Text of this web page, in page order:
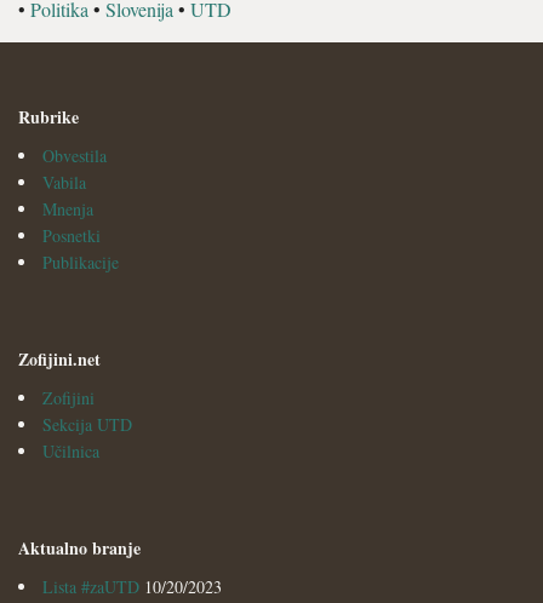
• Politika • Slovenija • UTD
Rubrike
Obvestila
Vabila
Mnenja
Posnetki
Publikacije
Zofijini.net
Zofijini
Sekcija UTD
Učilnica
Aktualno branje
Lista #zaUTD 10/20/2023